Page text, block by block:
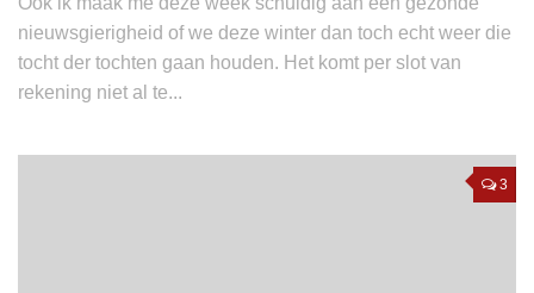
nieuwsgierigheid of we deze winter dan toch echt weer die
tocht der tochten gaan houden. Het komt per slot van
rekening niet al te...
3